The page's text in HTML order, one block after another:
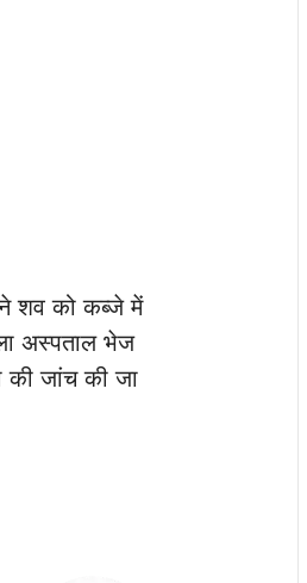
ने शव को कब्जे में
अस्पताल भेज
की जांच की जा